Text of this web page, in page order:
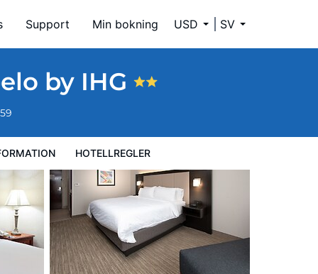
Support Min bokning USD SV
by IHG
HOTELLREGLER